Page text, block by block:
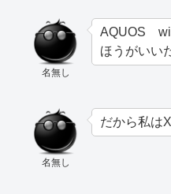
名無し
AQUOS
ほうがいい
名無し
だから私は